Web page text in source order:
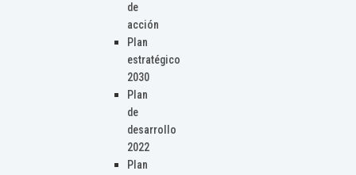
de
acción
Plan
estratégico
2030
Plan
de
desarrollo
2022
Plan